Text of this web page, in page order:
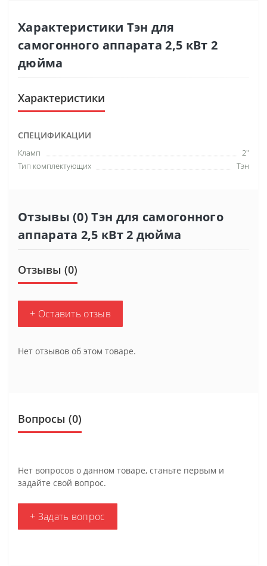
Характеристики Тэн для
самогонного аппарата 2,5 кВт 2
дюйма
Характеристики
СПЕЦИФИКАЦИИ
Кламп
2"
Тип комплектующих
Тэн
Отзывы (0) Тэн для самогонного
аппарата 2,5 кВт 2 дюйма
Отзывы (0)
+ Оставить отзыв
Нет отзывов об этом товаре.
Вопросы (0)
Нет вопросов о данном товаре, станьте первым и
задайте свой вопрос.
+ Задать вопрос